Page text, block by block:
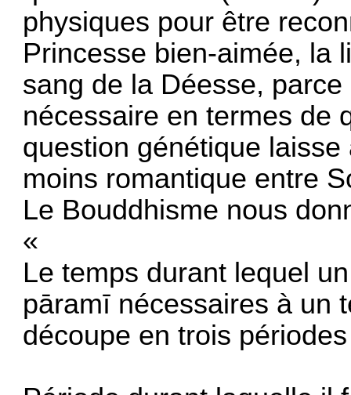
physiques pour être
Princesse bien-aimée, la
sang de la Déesse, parce
nécessaire en termes de
question génétique
moins romantique entre
Le Bouddhisme nous
«
Le temps durant lequel
pāramī nécessaires à un
découpe en trois